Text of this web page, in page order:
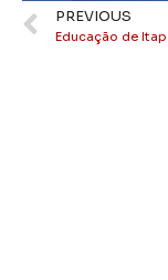
PREVIOUS